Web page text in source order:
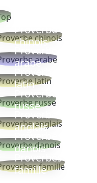
Proverbe
chinois
Proverbe
arabe
Proverbe
latin
Proverbe
russe
Proverbe
anglais
Proverbe
danois
Proverbes
famille